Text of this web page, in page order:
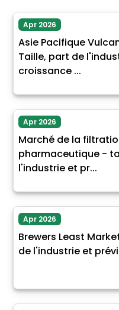
Apr 2026
Asie Pacifique
Taille, part de
croissance ...
Apr 2026
Marché de la
pharmaceutique -
l'industrie et pr...
Apr 2026
Brewers Least
de l'industrie et